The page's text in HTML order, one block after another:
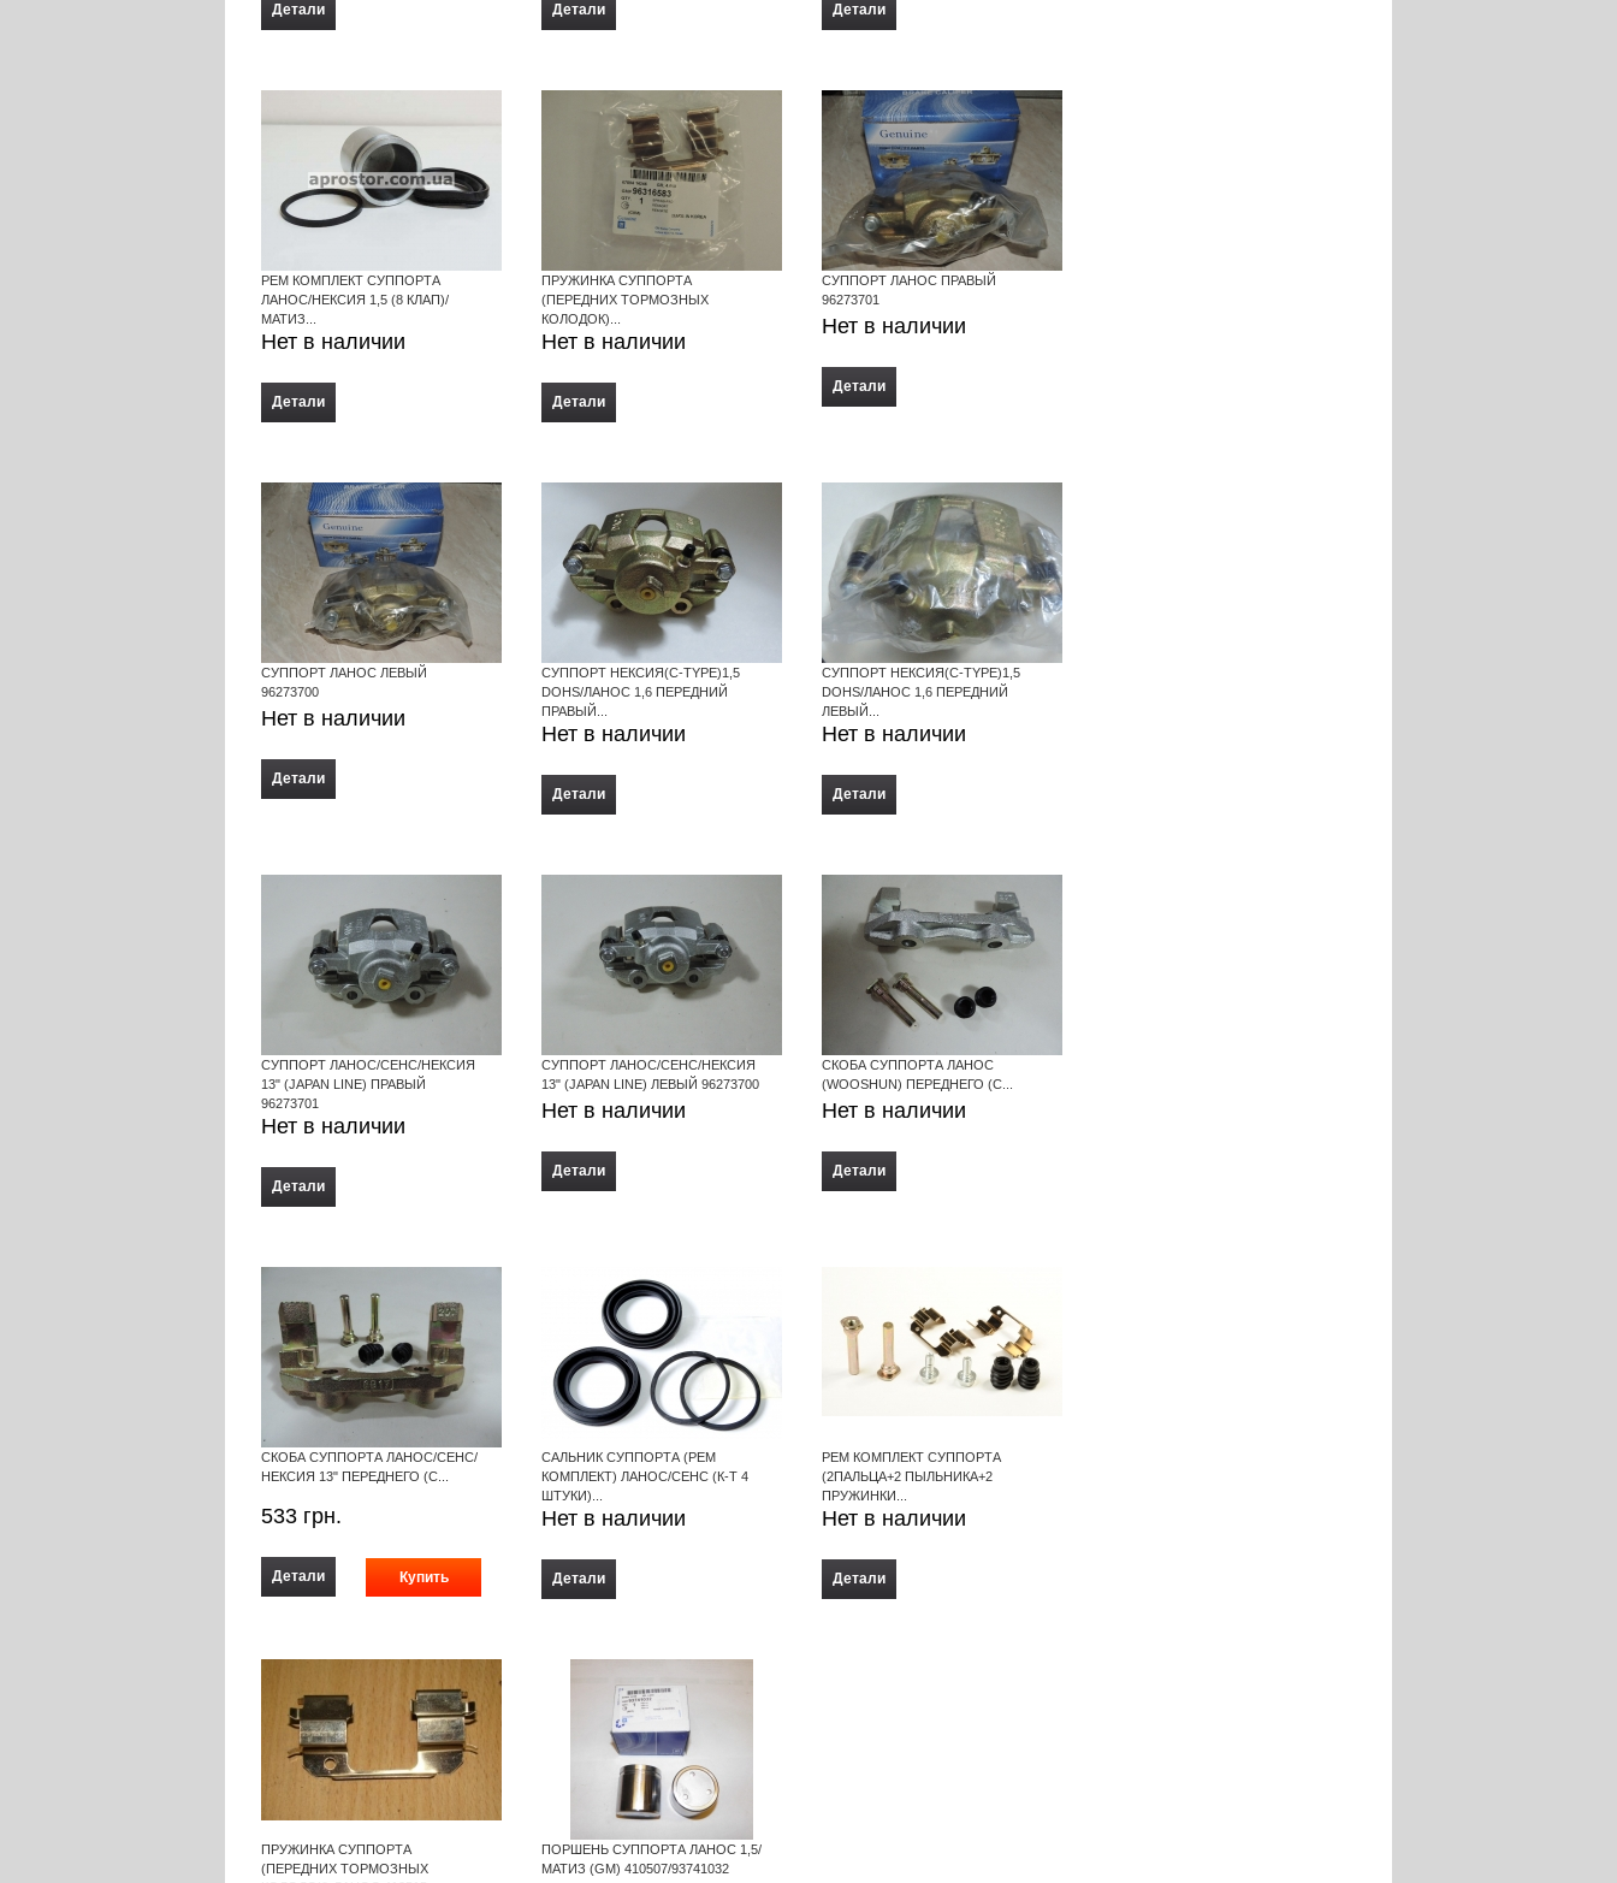
Детали Детали Детали
РЕМ КОМПЛЕКТ СУППОРТА
ЛАНОС/НЕКСИЯ 1,5 (8 КЛАП)/
МАТИЗ...
Нет в наличии
Детали
ПРУЖИНКА СУППОРТА
(ПЕРЕДНИХ ТОРМОЗНЫХ
КОЛОДОК)...
Нет в наличии
Детали
СУППОРТ ЛАНОС ПРАВЫЙ
96273701
Нет в наличии
Детали
СУППОРТ ЛАНОС ЛЕВЫЙ
96273700
Нет в наличии
Детали
СУППОРТ НЕКСИЯ(C-TYPE)1,5
DOHS/ЛАНОС 1,6 ПЕРЕДНИЙ
ПРАВЫЙ...
Нет в наличии
Детали
СУППОРТ НЕКСИЯ(C-TYPE)1,5
DOHS/ЛАНОС 1,6 ПЕРЕДНИЙ
ЛЕВЫЙ...
Нет в наличии
Детали
СУППОРТ ЛАНОС/СЕНС/НЕКСИЯ
13" (JAPAN LINE) ПРАВЫЙ
96273701
Нет в наличии
Детали
СУППОРТ ЛАНОС/СЕНС/НЕКСИЯ
13" (JAPAN LINE) ЛЕВЫЙ 96273700
Нет в наличии
Детали
СКОБА СУППОРТА ЛАНОС
(WOOSHUN) ПЕРЕДНЕГО (С...
Нет в наличии
Детали
СКОБА СУППОРТА ЛАНОС/СЕНС/
НЕКСИЯ 13" ПЕРЕДНЕГО (С...
533 грн.
Детали
САЛЬНИК СУППОРТА (РЕМ
КОМПЛЕКТ) ЛАНОС/СЕНС (К-Т 4
ШТУКИ)...
Нет в наличии
Детали
РЕМ КОМПЛЕКТ СУППОРТА
(2ПАЛЬЦА+2 ПЫЛЬНИКА+2
ПРУЖИНКИ...
Нет в наличии
Детали
ПРУЖИНКА СУППОРТА
(ПЕРЕДНИХ ТОРМОЗНЫХ
ПОРШЕНЬ СУППОРТА ЛАНОС 1,5/
МАТИЗ (GM) 410507/93741032